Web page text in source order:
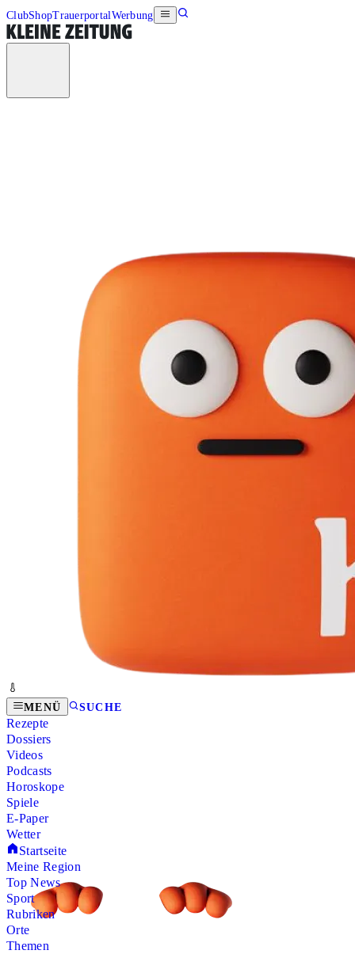
ClubShopTrauerportalWerbung
MENÜ SUCHE
Rezepte
Dossiers
Videos
Podcasts
Horoskope
Spiele
E-Paper
Wetter
Startseite
Meine Region
Top News
Sport
Rubriken
Orte
Themen